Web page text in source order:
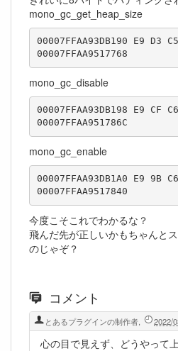
mono_gc_get_heap_size
00007FFAA93DB190 E9
00007FFAA9517768
mono_gc_disable
00007FFAA93DB198 E9
00007FFAA951786C
mono_gc_enable
00007FFAA93DB1A0 E9
00007FFAA9517840
今度こそこれでわかるな？
飛んだ先が正しいかもちゃんと
のじゃぞ？
コメント
とあるプラグインの制作者 2022/
心の目で見えず、どうやって